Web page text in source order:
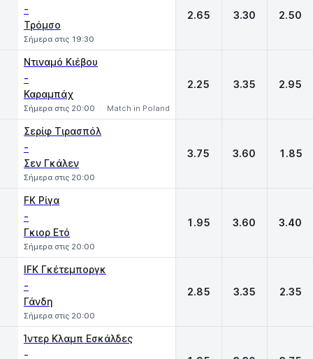
-
Τρόμσο
Σήμερα στις 19:30
2.65 3.30 2.50
Ντιναμό Κιέβου
-
Καραμπάχ
Σήμερα στις 20:00 Match in Poland
2.25 3.35 2.95
Σερίφ Τιρασπόλ
-
Σεν Γκάλεν
Σήμερα στις 20:00
3.75 3.60 1.85
FK Ρίγα
-
Γκιορ Ετό
Σήμερα στις 20:00
1.95 3.60 3.40
IFK Γκέτεμποργκ
-
Γάνδη
Σήμερα στις 20:00
2.85 3.35 2.35
Ίντερ Κλαμπ Εσκάλδες
-